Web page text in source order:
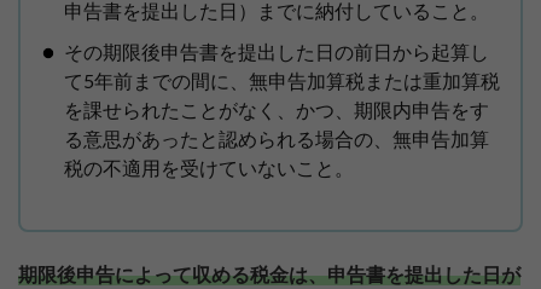
申告書を提出した日）までに納付していること。
その期限後申告書を提出した日の前日から起算し
て5年前までの間に、無申告加算税または重加算税
を課せられたことがなく、かつ、期限内申告をす
る意思があったと認められる場合の、無申告加算
税の不適用を受けていないこと。
期限後申告によって収める税金は、申告書を提出した日が